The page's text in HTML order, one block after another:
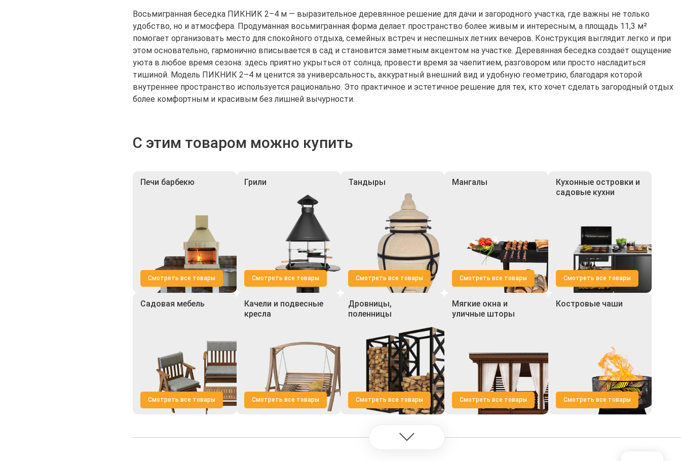
Восьмигранная беседка ПИКНИК 2–4 м — выразительное деревянное решение для дачи и загородного участка, где важны не только
удобство, но и атмосфера. Продуманная восьмигранная форма делает пространство более живым и интересным, а площадь 11,3 м²
помогает организовать место для спокойного отдыха, семейных встреч и неспешных летних вечеров. Конструкция выглядит легко и при
этом основательно, гармонично вписывается в сад и становится заметным акцентом на участке. Деревянная беседка создаёт ощущение
уюта в любое время сезона: здесь приятно укрыться от солнца, провести время за чаепитием, разговором или просто насладиться
тишиной. Модель ПИКНИК 2–4 м ценится за универсальность, аккуратный внешний вид и удобную геометрию, благодаря которой
внутреннее пространство используется рационально. Это практичное и эстетичное решение для тех, кто хочет сделать загородный отдых
более комфортным и красивым без лишней вычурности.
С этим товаром можно купить
Печи барбекю
Смотреть все товары
Грили
Смотреть все товары
Тандыры
Смотреть все товары
Мангалы
Смотреть все товары
Кухонные островки и
садовые кухни
Смотреть все товары
Садовая мебель
Смотреть все товары
Качели и подвесные
кресла
Смотреть все товары
Дровницы,
поленницы
Смотреть все товары
Мягкие окна и
уличные шторы
Смотреть все товары
Костровые чаши
Смотреть все товары